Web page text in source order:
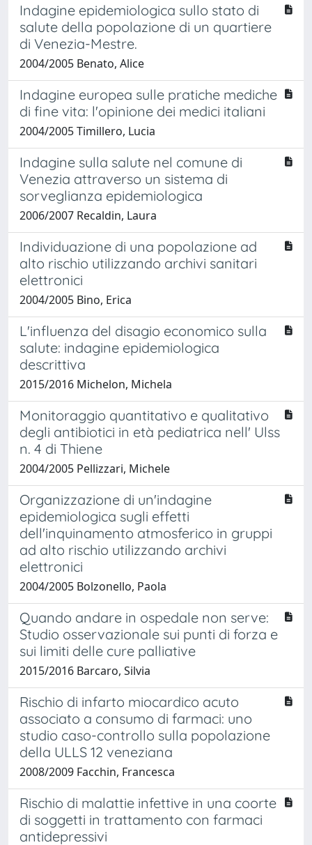
Indagine epidemiologica sullo stato di
salute della popolazione di un quartiere
di Venezia-Mestre.
2004/2005 Benato, Alice
Indagine europea sulle pratiche mediche
di fine vita: l'opinione dei medici italiani
2004/2005 Timillero, Lucia
Indagine sulla salute nel comune di
Venezia attraverso un sistema di
sorveglianza epidemiologica
2006/2007 Recaldin, Laura
Individuazione di una popolazione ad
alto rischio utilizzando archivi sanitari
elettronici
2004/2005 Bino, Erica
L'influenza del disagio economico sulla
salute: indagine epidemiologica
descrittiva
2015/2016 Michelon, Michela
Monitoraggio quantitativo e qualitativo
degli antibiotici in età pediatrica nell' Ulss
n. 4 di Thiene
2004/2005 Pellizzari, Michele
Organizzazione di un'indagine
epidemiologica sugli effetti
dell'inquinamento atmosferico in gruppi
ad alto rischio utilizzando archivi
elettronici
2004/2005 Bolzonello, Paola
Quando andare in ospedale non serve:
Studio osservazionale sui punti di forza e
sui limiti delle cure palliative
2015/2016 Barcaro, Silvia
Rischio di infarto miocardico acuto
associato a consumo di farmaci: uno
studio caso-controllo sulla popolazione
della ULLS 12 veneziana
2008/2009 Facchin, Francesca
Rischio di malattie infettive in una coorte
di soggetti in trattamento con farmaci
antidepressivi